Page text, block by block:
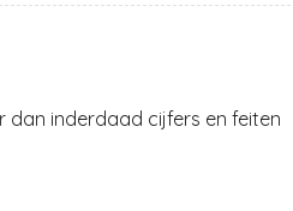
dan inderdaad cijfers en feiten